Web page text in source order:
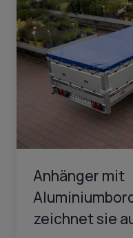
Anhänger mit
zeichnet sie